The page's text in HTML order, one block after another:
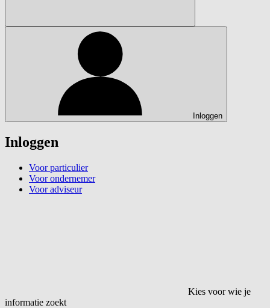
Inloggen
Inloggen
Voor particulier
Voor ondernemer
Voor adviseur
Kies voor wie je
informatie zoekt